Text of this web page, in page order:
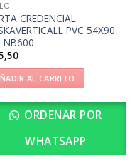
CREDENCIAL
PVC 54X90
NB600
AL CARRITO
ORDENAR POR
WHATSAPP